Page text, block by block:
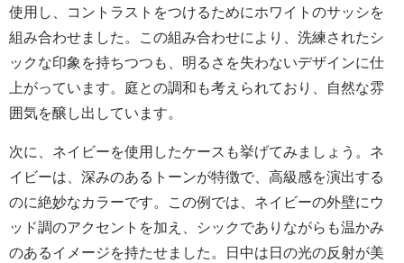
使用し、コントラストをつけるためにホワイトのサッシを
組み合わせました。この組み合わせにより、洗練されたシ
ックな印象を持ちつつも、明るさを失わないデザインに仕
上がっています。庭との調和も考えられており、自然な雰
囲気を醸し出しています。
次に、ネイビーを使用したケースも挙げてみましょう。ネ
イビーは、深みのあるトーンが特徴で、高級感を演出する
のに絶妙なカラーです。この例では、ネイビーの外壁にウ
ッド調のアクセントを加え、シックでありながらも温かみ
のあるイメージを持たせました。日中は日の光の反射が美